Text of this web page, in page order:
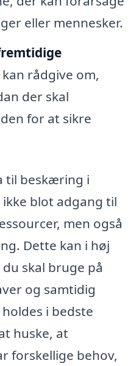
eller mennesker.
kan rådgive om,
der skal
for at sikre
til beskæring i
blot adgang til
men også
Dette kan i høj
skal bruge på
og samtidig
i bedste
huske, at
forskellige behov,